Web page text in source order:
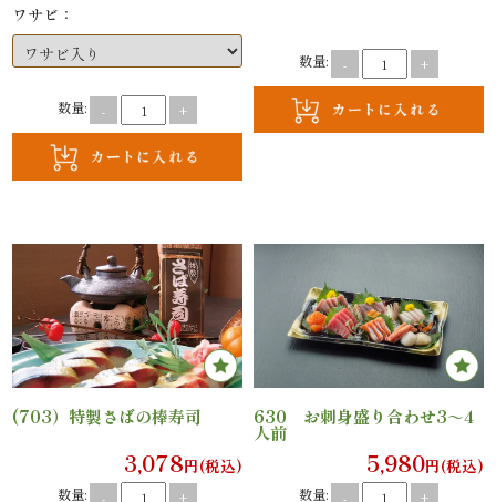
江
米
と
お
子
様
ワサビ：
数量: - +
数量: - +
(703）特製さばの棒寿司
3,078円(税込)
数量: - +
630 お刺身盛り合わせ3～4
人前
5,980円(税込)
数量: - +